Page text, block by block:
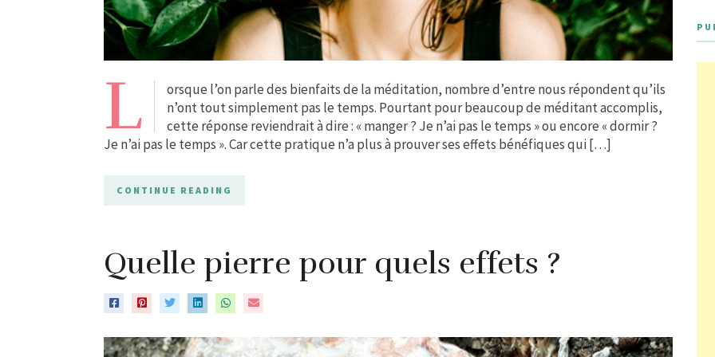
L
orsque l’on parle des bienfaits de la méditation, nombre d’entre nous répondent qu’ils
n’ont tout simplement pas le temps. Pourtant pour beaucoup de méditant accomplis,
cette réponse reviendrait à dire : « manger ? Je n’ai pas le temps » ou encore « dormir ?
Je n’ai pas le temps ». Car cette pratique n’a plus à prouver ses effets bénéfiques qui […]
CONTINUE READING
Quelle pierre pour quels effets ?